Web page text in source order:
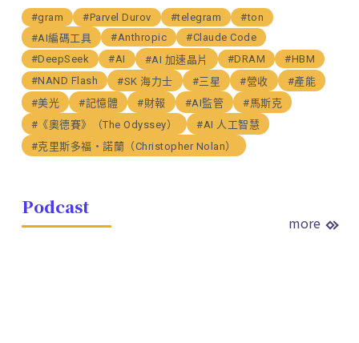
#gram #Parvel Durov #telegram
#ton
#AI編碼工具
#Anthropic
#Claude Code
#DeepSeek
#AI #AI 加速晶片 #DRAM
#HBM
#NAND Flash
#SK 海力士 #三星 #營收
#產能
#美光
#記憶體 #財報 #AI監管
#馬斯克
#《奧德賽》（The Odyssey）
#AI 人工智慧
#克里斯多福・諾蘭（Christopher Nolan）
Podcast
more